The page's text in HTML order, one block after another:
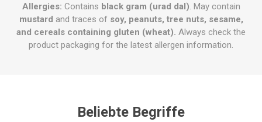
Allergies: Contains black gram (urad dal). May contain
mustard and traces of soy, peanuts, tree nuts, sesame,
and cereals containing gluten (wheat). Always check the
product packaging for the latest allergen information.
Beliebte Begriffe